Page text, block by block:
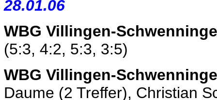
28.01.06
WBG Villingen-
(5:3, 4:2, 5:3, 3:5)
WBG Villingen-
Daume (2 Treffer), Christian